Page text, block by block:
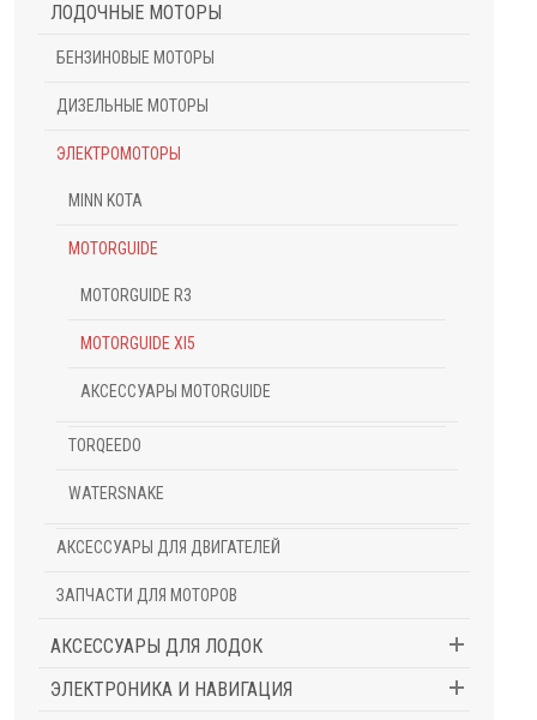
ЛОДОЧНЫЕ МОТОРЫ
БЕНЗИНОВЫЕ МОТОРЫ
ДИЗЕЛЬНЫЕ МОТОРЫ
ЭЛЕКТРОМОТОРЫ
MINN KOTA
MOTORGUIDE
MOTORGUIDE R3
MOTORGUIDE XI5
АКСЕССУАРЫ MOTORGUIDE
TORQEEDO
WATERSNAKE
АКСЕССУАРЫ ДЛЯ ДВИГАТЕЛЕЙ
ЗАПЧАСТИ ДЛЯ МОТОРОВ
АКСЕССУАРЫ ДЛЯ ЛОДОК
ЭЛЕКТРОНИКА И НАВИГАЦИЯ